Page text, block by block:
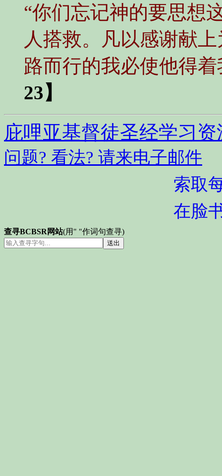
“你们忘记神的要思想
人搭救。凡以感谢献
路而行的我必使他得
23】
庇哩亚基督徒圣经学习资
问题? 看法? 请来电子邮件
索取
在脸
查寻BCBSR网站(用" "作词句查寻)